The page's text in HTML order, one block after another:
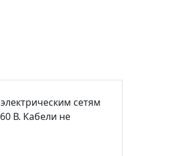
сетям
В. Кабели не